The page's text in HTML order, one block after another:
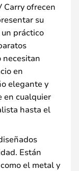
Carry ofrecen
su
práctico
necesitan
en
elegante y
en cualquier
hasta el
Están
el metal y